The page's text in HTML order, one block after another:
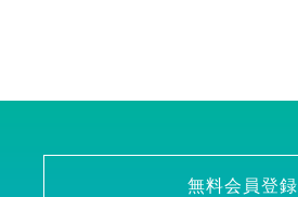
無料会員登録